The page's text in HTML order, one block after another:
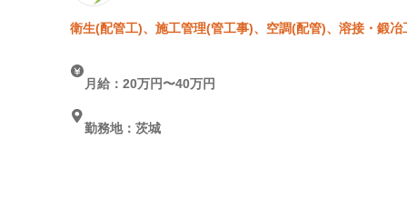
衛生(配管工)、施工管理(管工事)、空調(配管)、溶接・鍛冶
月給：20万円〜40万円
勤務地：茨城